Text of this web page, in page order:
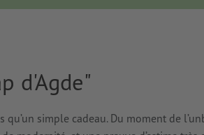
d'Agde"
simple cadeau. Du moment de